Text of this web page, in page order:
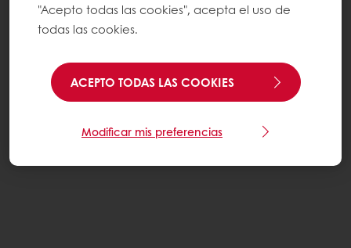
"Acepto todas las cookies", acepta el uso de
todas las cookies.
ACEPTO TODAS LAS COOKIES
Modificar mis preferencias